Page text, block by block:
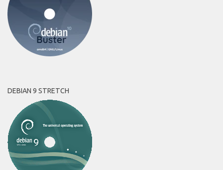
DEBIAN 9 STRETCH